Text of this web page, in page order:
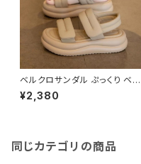
ベルクロサンダル ぷっくり ベル
トデザイン 夏サンダル リゾート
厚底 軽量
¥2,380
同じカテゴリの商品